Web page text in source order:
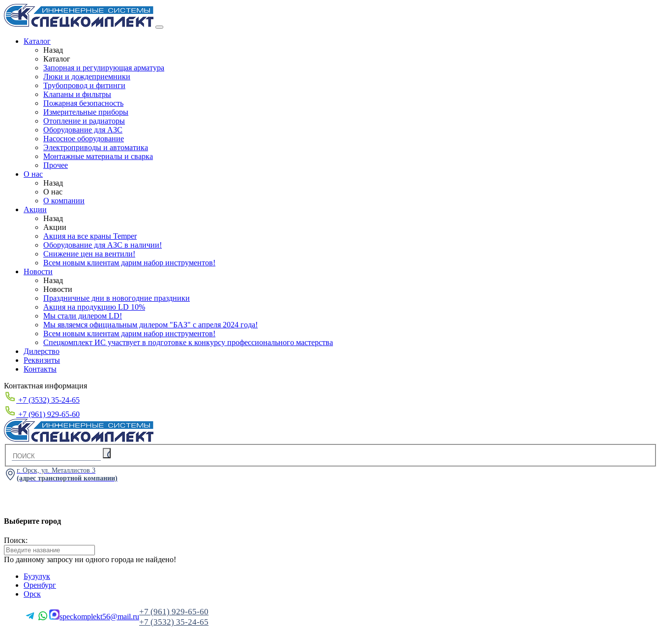
Каталог
Назад
Каталог
Запорная и регулирующая арматура
Люки и дождеприемники
Трубопровод и фитинги
Клапаны и фильтры
Пожарная безопасность
Измерительные приборы
Отопление и радиаторы
Оборудование для АЗС
Насосное оборудование
Электроприводы и автоматика
Монтажные материалы и сварка
Прочее
О нас
Назад
О нас
О компании
Акции
Назад
Акции
Акция на все краны Temper
Оборудование для АЗС в наличии!
Снижение цен на вентили!
Всем новым клиентам дарим набор инструментов!
Новости
Назад
Новости
Праздничные дни в новогодние праздники
Акция на продукцию LD 10%
Мы стали дилером LD!
Мы являемся официальным дилером "БАЗ" с апреля 2024 года!
Всем новым клиентам дарим набор инструментов!
Спецкомплект ИС участвует в подготовке к конкурсу профессионального мастерства
Дилерство
Реквизиты
Контакты
Контактная информация
+7 (3532) 35-24-65
+7 (961) 929-65-60
г. Орск, ул. Металлистов 3
(адрес транспортной компании)
Выберите город
Поиск:
По данному запросу ни одного города не найдено!
Бузулук
Оренбург
Орск
speckomplekt56@mail.ru
+7 (961) 929-65-60
+7 (3532) 35-24-65